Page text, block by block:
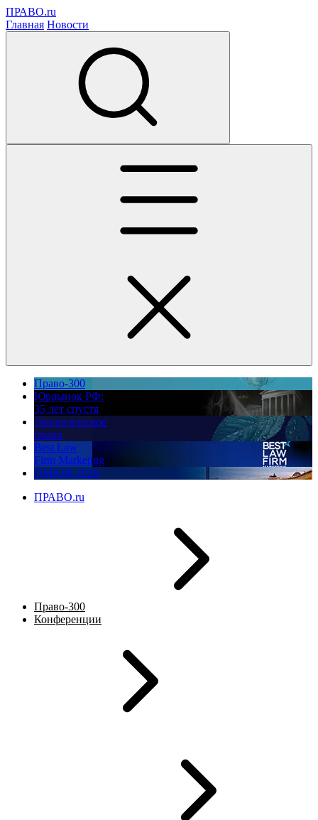
ПРАВО.ru
Главная Новости
Право-300
Юррынок РФ:
35 лет спустя
Экологическое
право
Best Law
Firm Marketing
ПМЮФ 2026
ПРАВО.ru
Право-300
Конференции